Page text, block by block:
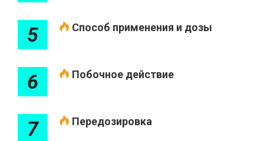
5 Способ применения и дозы
6 Побочное действие
7 Передозировка